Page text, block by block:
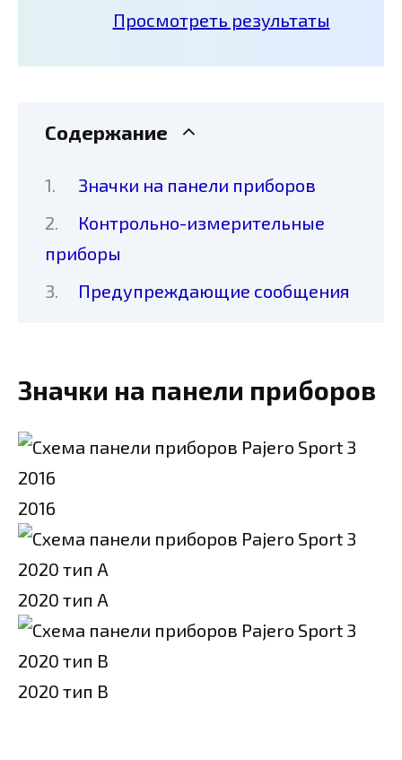
Просмотреть результаты
Содержание
Значки на панели приборов
Контрольно-измерительные
приборы
Предупреждающие сообщения
Значки на панели приборов
2016
2020 тип A
2020 тип B